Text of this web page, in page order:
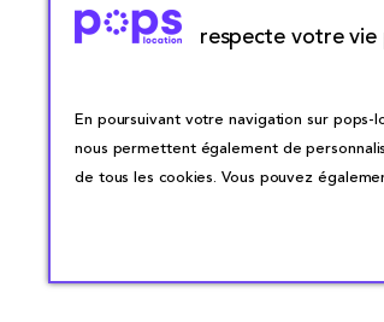
respecte votre vie
En poursuivant votre navigation sur
nous permettent également de
de tous les cookies. Vous pouvez